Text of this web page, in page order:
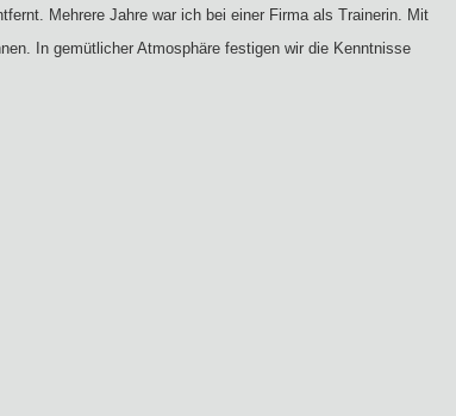
Mehrere Jahre war ich bei einer Firma als Trainerin. Mit
In gemütlicher Atmosphäre festigen wir die Kenntnisse